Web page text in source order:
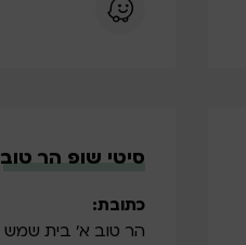
סיטי שופ הר טוב
כתובת:
הר טוב א' בית שמש